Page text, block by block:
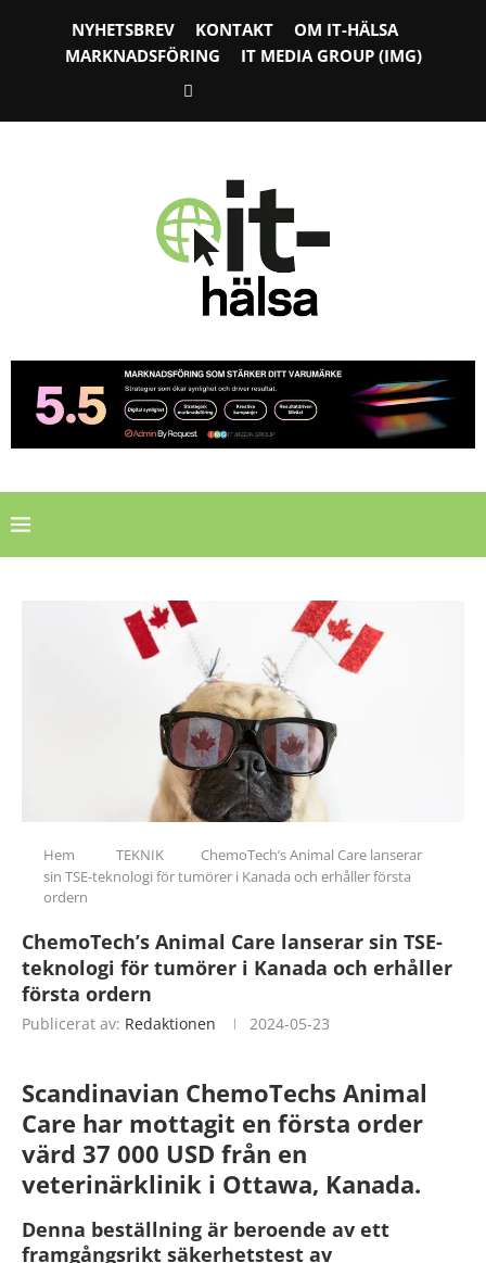
NYHETSBREV KONTAKT
OM IT-HÄLSA
MARKNADSFÖRING
IT MEDIA GROUP (IMG)
Hem TEKNIK
ChemoTech’s Animal Care lanserar
sin TSE-teknologi för tumörer i Kanada och erhåller första
ordern
ChemoTech’s Animal Care lanserar sin TSE-
teknologi för tumörer i Kanada och erhåller
första ordern
Publicerat av: Redaktionen 2024-05-23
Scandinavian ChemoTechs Animal
Care har mottagit en första order
värd 37 000 USD från en
veterinärklinik i Ottawa, Kanada.
Denna beställning är beroende av ett
framgångsrikt säkerhetstest av